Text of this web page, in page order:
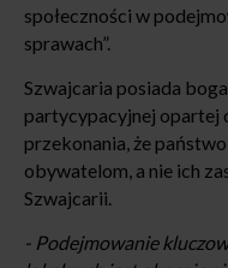
społeczności w
sprawach”.
Szwajcaria posiada
partycypacyjnej opartej
przekonania, że
obywatelom, a nie ich
Szwajcarii.
- Podejmowanie